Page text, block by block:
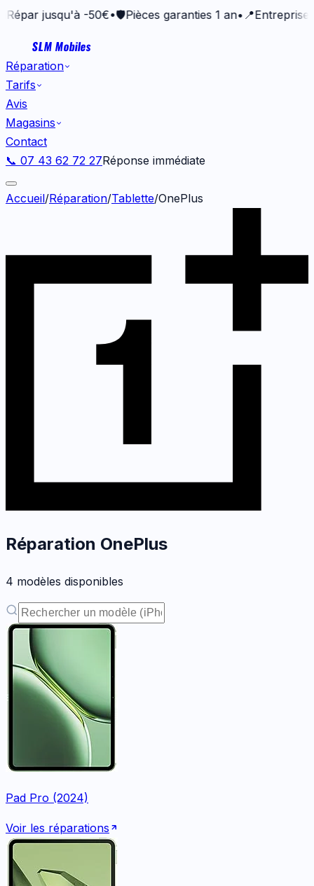
jusqu'à -50€•🛡️Pièces garanties 1 an•📍 Entreprise
SLM Mobiles
Réparation
Tarifs
Avis
Magasins
Contact
📞 07 43 62 72 27Réponse immédiate
Accueil/Réparation/Tablette/OnePlus
Réparation OnePlus
4 modèles disponibles
Pad Pro (2024)
Voir les réparations